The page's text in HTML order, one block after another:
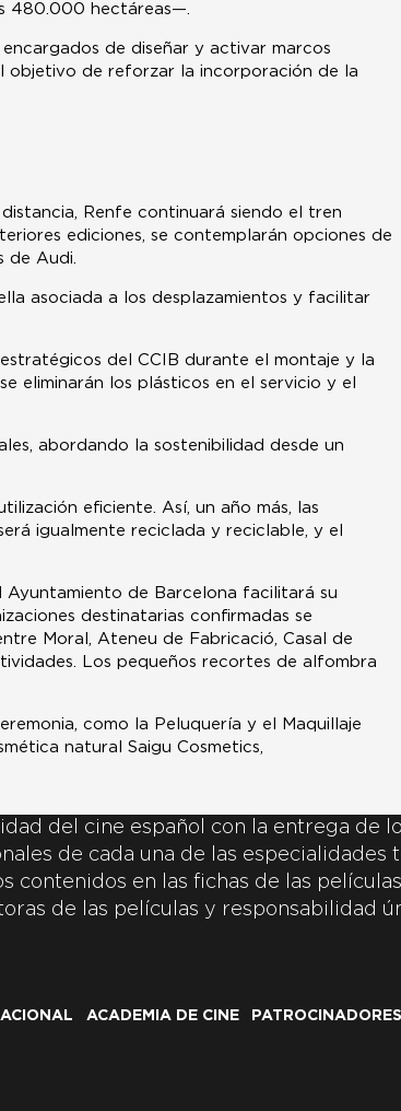
480.000 hectáreas—.
de diseñar y activar marcos
objetivo de reforzar la incorporación de la
Renfe continuará siendo el tren
ediciones, se contemplarán opciones de
de Audi.
asociada a los desplazamientos y facilitar
del CCIB durante el montaje y la
eliminarán los plásticos en el servicio y el
abordando la sostenibilidad desde un
eficiente. Así, un año más, las
igualmente reciclada y reciclable, y el
Ayuntamiento de Barcelona facilitará su
destinatarias confirmadas se
Moral, Ateneu de Fabricació, Casal de
Los pequeños recortes de alfombra
como la Peluquería y el Maquillaje
natural Saigu Cosmetics,
del cine español con la entrega de
de cada una de las especialidades
contenidos en las fichas de las películas
de las películas y responsabilidad
ACADEMIA DE CINE PATROCINADORES